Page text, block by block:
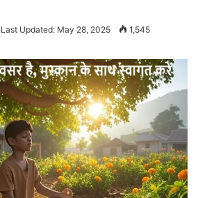
Last Updated: May 28, 2025 1,545